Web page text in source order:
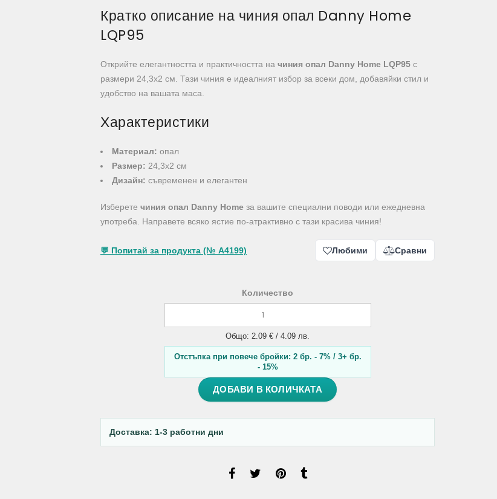
Кратко описание на чиния опал Danny Home
LQP95
Открийте елегантността и практичността на чиния опал Danny Home LQP95 с
размери 24,3х2 см. Тази чиния е идеалният избор за всеки дом, добавяйки стил и
удобство на вашата маса.
Характеристики
Материал: опал
Размер: 24,3х2 см
Дизайн: съвременен и елегантен
Изберете чиния опал Danny Home за вашите специални поводи или ежедневна
употреба. Направете всяко ястие по-атрактивно с тази красива чиния!
💬 Попитай за продукта (№ A4199) Любими Сравни
Количество
Общо: 2.09 € / 4.09 лв.
Отстъпка при повече бройки: 2 бр. - 7% / 3+ бр.
- 15%
ДОБАВИ В КОЛИЧКАТА
Доставка: 1-3 работни дни